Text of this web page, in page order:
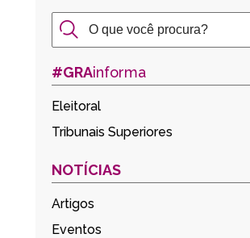
#GRAinforma
Eleitoral
Tribunais Superiores
NOTÍCIAS
Artigos
Eventos